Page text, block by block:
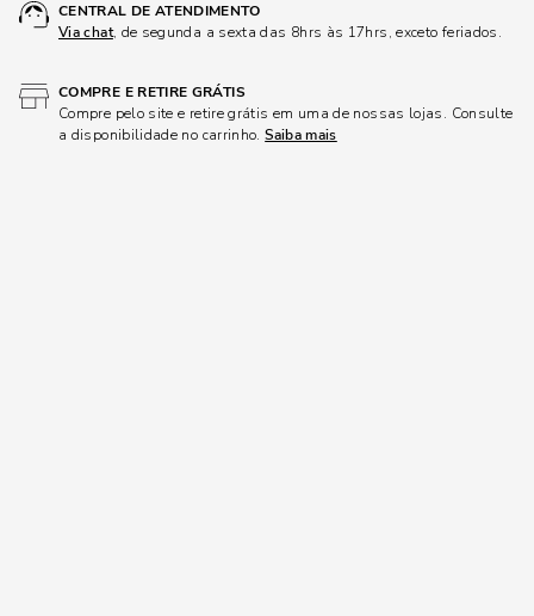
CENTRAL DE ATENDIMENTO
Via chat, de segunda a sexta das 8hrs às 17hrs, exceto feriados.
COMPRE E RETIRE GRÁTIS
Compre pelo site e retire grátis em uma de nossas lojas. Consulte
a disponibilidade no carrinho.Saiba mais